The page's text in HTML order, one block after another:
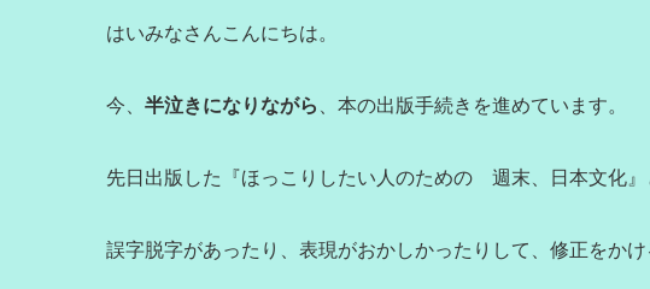
はいみなさんこんにちは。
今、 半泣きになりながら 、本の出版手続きを進めています。
先日出版した『ほっこりしたい人のための 週末、日本文化』
誤字脱字があったり、表現がおかしかったりして、修正をかけ